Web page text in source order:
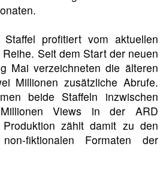
profitiert vom aktuellen
Seit dem Start der neuen
Mai verzeichneten die älteren
Millionen zusätzliche Abrufe.
beide Staffeln inzwischen
Views in der ARD
zählt damit zu den
fiktionalen Formaten der